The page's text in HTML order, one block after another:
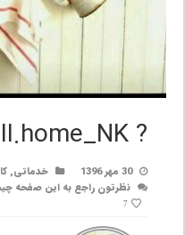
? Journall.home_NK ?
30 مهر 1396 خدماتی,
نظرتون راجع به این صفحه
7